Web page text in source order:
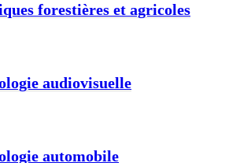
forestières et agricoles
audiovisuelle
automobile